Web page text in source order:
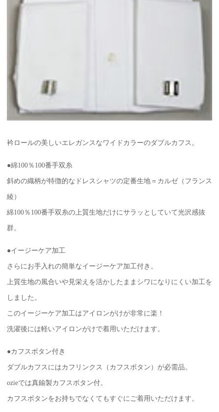
衿ロールの美しいエレガンスなワイドカラーのダブルカフス。
●綿100％100番手双糸
斜めの織柄が特徴的なドレスシャツの定番生地＝カルゼ（フランス
綾）
綿100％100番手双糸の上質生地だけにサラッとしていて光沢感抜
群。
●イージーケア加工
さらにお手入れの簡単なイージーケア加工付き。
上質生地の風合いや見栄えを活かしたままシワになりにくい加工を
しました。
このイージーケア加工はアイロンがけが非常に楽！
洗濯後には軽いアイロンがけで着用いただけます。
●カフスボタン付き
ダブルカフスにはカフリンクス（カフスボタン）が必需品。
ozieでは真鍮製カフスボタン付。
カフスボタンをお持ちでなくてもすぐにご着用いただけます。